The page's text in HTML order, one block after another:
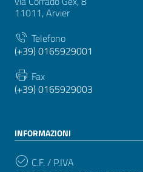
11011, Arvier
Telefono
(+39) 0165929001
Fax
(+39) 0165929003
INFORMAZIONI
C.F. / P.IVA